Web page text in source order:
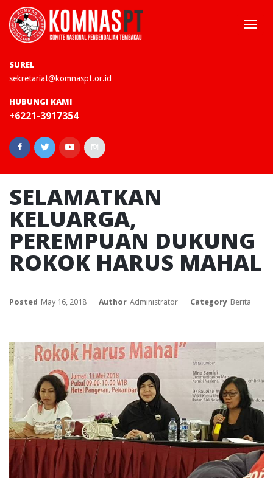
SUREL
sekretariat@komnaspt.or.id
HUBUNGI KAMI
+6221-3917354
SELAMATKAN
KELUARGA,
PEREMPUAN DUKUNG
ROKOK HARUS MAHAL
Posted May 16, 2018 Author Administrator Category Berita